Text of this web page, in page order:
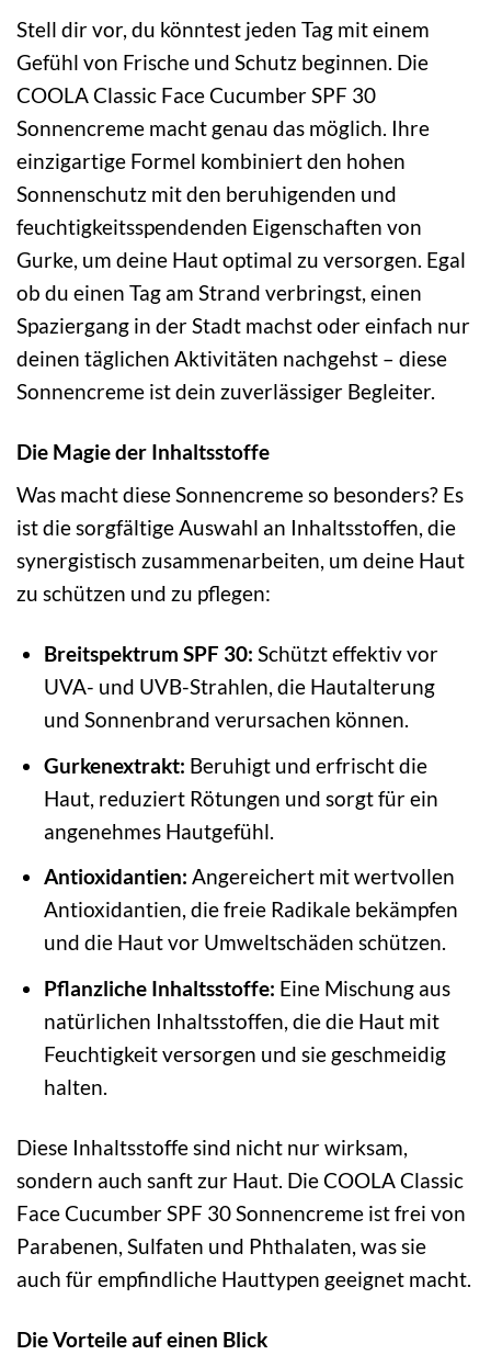
Stell dir vor, du könntest jeden Tag mit einem
Gefühl von Frische und Schutz beginnen. Die
COOLA Classic Face Cucumber SPF 30
Sonnencreme macht genau das möglich. Ihre
einzigartige Formel kombiniert den hohen
Sonnenschutz mit den beruhigenden und
feuchtigkeitsspendenden Eigenschaften von
Gurke, um deine Haut optimal zu versorgen. Egal
ob du einen Tag am Strand verbringst, einen
Spaziergang in der Stadt machst oder einfach nur
deinen täglichen Aktivitäten nachgehst – diese
Sonnencreme ist dein zuverlässiger Begleiter.
Die Magie der Inhaltsstoffe
Was macht diese Sonnencreme so besonders? Es
ist die sorgfältige Auswahl an Inhaltsstoffen, die
synergistisch zusammenarbeiten, um deine Haut
zu schützen und zu pflegen:
Breitspektrum SPF 30: Schützt effektiv vor
UVA- und UVB-Strahlen, die Hautalterung
und Sonnenbrand verursachen können.
Gurkenextrakt: Beruhigt und erfrischt die
Haut, reduziert Rötungen und sorgt für ein
angenehmes Hautgefühl.
Antioxidantien: Angereichert mit wertvollen
Antioxidantien, die freie Radikale bekämpfen
und die Haut vor Umweltschäden schützen.
Pflanzliche Inhaltsstoffe: Eine Mischung aus
natürlichen Inhaltsstoffen, die die Haut mit
Feuchtigkeit versorgen und sie geschmeidig
halten.
Diese Inhaltsstoffe sind nicht nur wirksam,
sondern auch sanft zur Haut. Die COOLA Classic
Face Cucumber SPF 30 Sonnencreme ist frei von
Parabenen, Sulfaten und Phthalaten, was sie
auch für empfindliche Hauttypen geeignet macht.
Die Vorteile auf einen Blick